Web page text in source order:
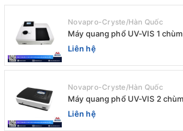
Novapro-Cryste/Hàn Quốc
Máy quang phổ UV-VIS 1
4nm) E-1000UV / Peak
Liên hệ
Novapro-Cryste/Hàn Quốc
Máy quang phổ UV-VIS 2
Peak
Liên hệ